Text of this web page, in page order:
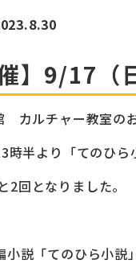
】9/17（
カルチャー教室の
時半より「てのひら
2回となりました。
小説「てのひら小説